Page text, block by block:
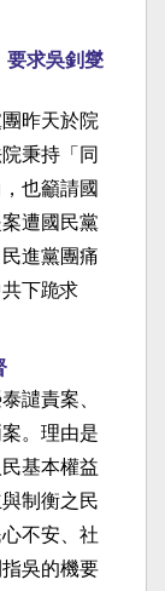
要求吳釗燮
昨天於院
秉持「同
也籲請國
遭國民黨
進黨團痛
下跪求
譴責案、
。理由是
基本權益
制衡之民
不安、社
吳的機要